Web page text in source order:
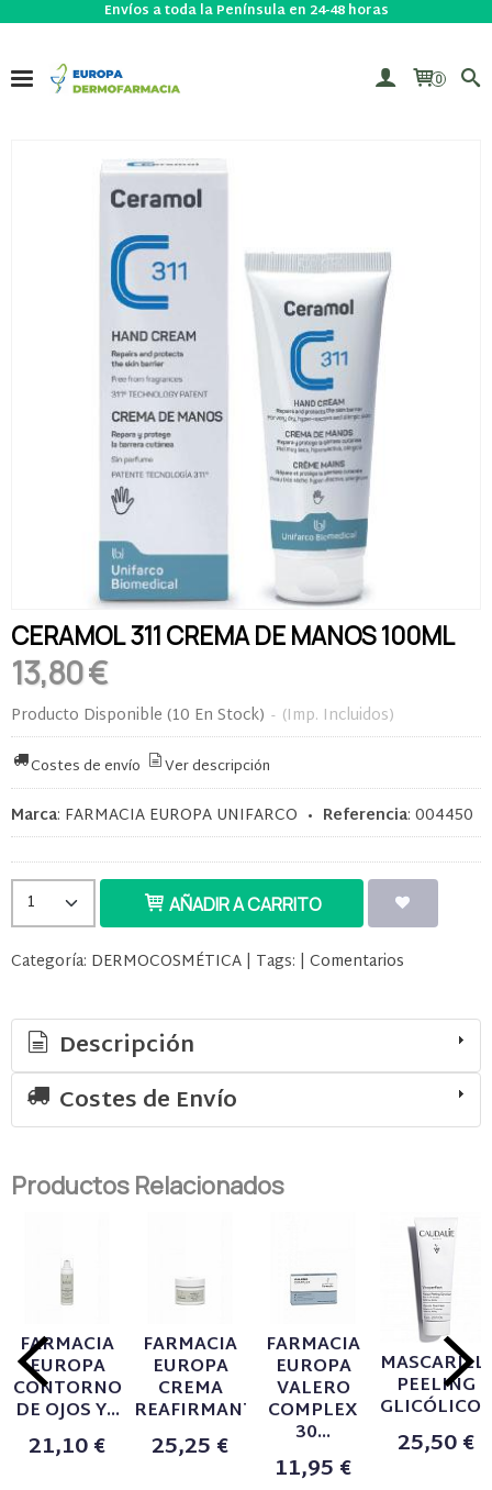
Envíos a toda la Península en 24-48 horas
0
CERAMOL 311 CREMA DE MANOS 100ML
13,80 €
Producto Disponible (10 En Stock) - (Imp. Incluidos)
Costes de envío Ver descripción
Marca: FARMACIA EUROPA UNIFARCO • Referencia: 004450
AÑADIR A CARRITO
Categoría: DERMOCOSMÉTICA | Tags: | Comentarios
Descripción
Costes de Envío
Productos Relacionados
FARMACIA
EUROPA
CONTORNO
DE OJOS Y...
21,10 €
FARMACIA
EUROPA
CREMA
REAFIRMANTE...
25,25 €
FARMACIA
EUROPA
VALERO
COMPLEX
30...
11,95 €
PEELING
25,50 €